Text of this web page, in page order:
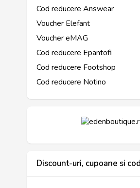
Cod reducere Answear
Voucher Elefant
Voucher eMAG
Cod reducere Epantofi
Cod reducere Footshop
Cod reducere Notino
Discount-uri, cupoane si